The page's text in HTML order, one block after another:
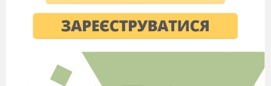
Міжнародні економічні
міжнародної торгівлі та
її сучасні форми.
Міжнародні торгівельні
організації. Переваги
членства в СОТ.